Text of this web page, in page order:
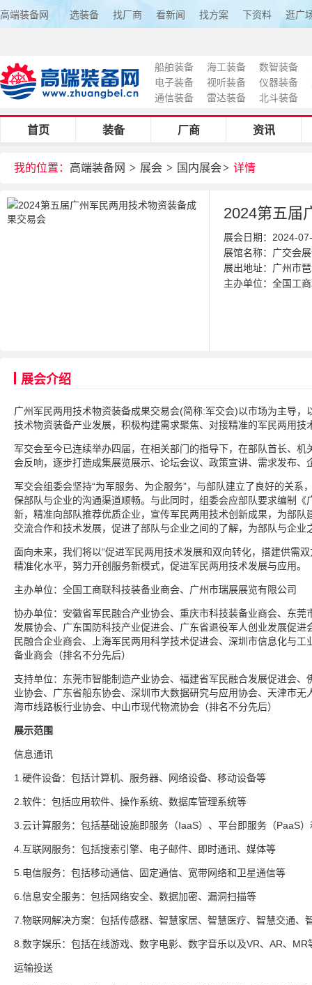
高端装备网 选装备 找厂商 看新闻 找方案 下资料 逛广
船舶装备 海工装备 数智装备
电子装备
视听装备 仪器装备
通信装备
雷达装备 北斗装备
首页 装备 厂商 资讯
我的位置： 高端装备网 > 展会 > 国内展会> 详情
2024第五届
展会日期：2024-
展馆名称：广交会
展出地址： 广州市
主办单位：全国工
展会介绍
广州军民两用技术物资装备成果交易会(简称:军交会)以市场为主导
技术物资装备产业发展，积极构建需求聚焦、对接精准的军民两用技
军交会至今已连续举办四届，在相关部门的指导下，在部队首长、
会反响，逐步打造成集展览展示、论坛会议、政策宣讲、需求发布
军交会组委会坚持“为军服务、为企服务”，与部队建立了良好的关
保部队与企业的沟通渠道顺畅。与此同时，组委会应部队要求编制
新，精准向部队推荐优质企业，宣传军民两用技术创新成果，为部
交流合作和技术发展，促进了部队与企业之间的了解，为部队与企
面向未来，我们将以“促进军民两用技术发展和双向转化，搭建供需
精准化水平，努力开创服务新模式，促进军民两用技术发展与应用。
主办单位：全国工商联科技装备业商会、广州市瑞展展览有限公司
协办单位：安徽省军民融合产业协会、重庆市科技装备业商会、东
发展协会、广东国防科技产业促进会、广东省退役军人创业发展促
民融合企业商会、上海军民两用科学技术促进会、深圳市信息化与
备业商会（排名不分先后）
支持单位：东莞市智能制造产业协会、福建省军民融合发展促进会
业协会、广东省船东协会、深圳市大数据研究与应用协会、天津市
海市线路板行业协会、中山市现代物流协会（排名不分先后）
展示范围
信息通讯
1.硬件设备：包括计算机、服务器、网络设备、移动设备等
2.软件：包括应用软件、操作系统、数据库管理系统等
3.云计算服务：包括基础设施即服务（IaaS）、平台即服务（PaaS
4.互联网服务：包括搜索引擎、电子邮件、即时通讯、媒体等
5.电信服务：包括移动通信、固定通信、宽带网络和卫星通信等
6.信息安全服务：包括网络安全、数据加密、漏洞扫描等
7.物联网解决方案：包括传感器、智慧家居、智慧医疗、智慧交通、
8.数字娱乐：包括在线游戏、数字电影、数字音乐以及VR、AR、MR
运输投送